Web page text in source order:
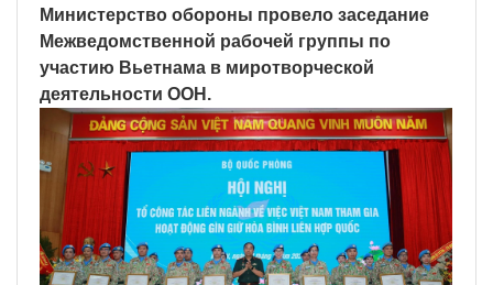
Министерство обороны провело заседание
Межведомственной рабочей группы по
участию Вьетнама в миротворческой
деятельности ООН.